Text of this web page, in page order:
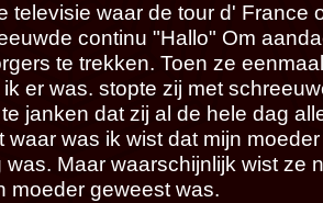
televisie waar de tour d' France
continu "Hallo" Om
te trekken. Toen ze eenmaal
er was. stopte zij met
janken dat zij al de hele dag
waar was ik wist dat mijn moeder
was. Maar waarschijnlijk wist ze
moeder geweest was.